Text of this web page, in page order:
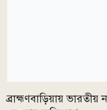
ব্রাহ্মণবাড়িয়ায় ভারতীয়